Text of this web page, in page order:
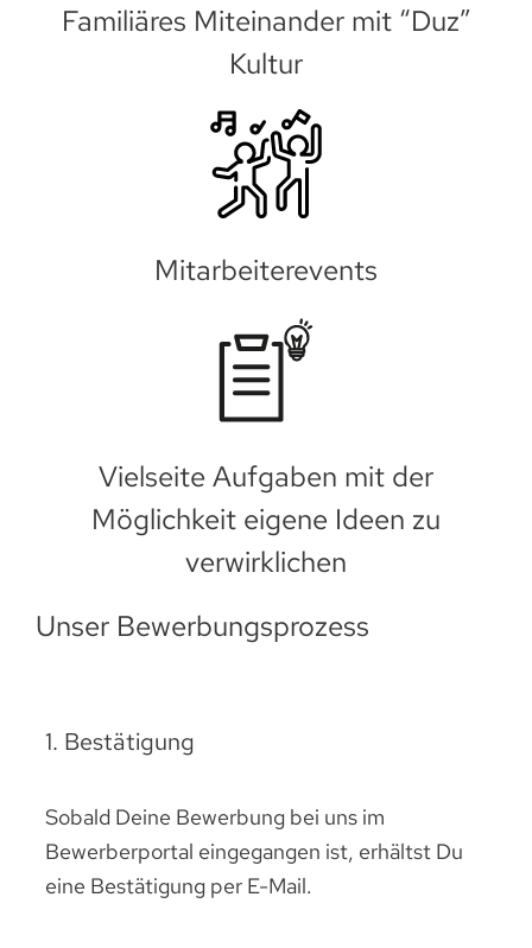
Familiäres Miteinander mit “Duz”
Kultur
Mitarbeiterevents
Vielseite Aufgaben mit der
Möglichkeit eigene Ideen zu
verwirklichen
Unser Bewerbungsprozess
1. Bestätigung
Sobald Deine Bewerbung bei uns im
Bewerberportal eingegangen ist, erhältst Du
eine Bestätigung per E-Mail.